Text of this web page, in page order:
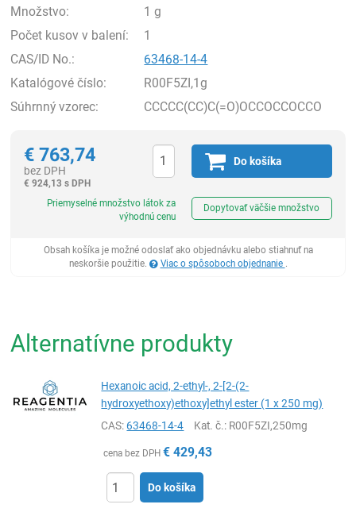
Množstvo:
1 g
Počet kusov v balení:
1
CAS/ID No.:
63468-14-4
Katalógové číslo:
R00F5ZI,1g
Súhrnný vzorec:
CCCCC(CC)C(=O)OCCOCCOCCO
€ 763,74
bez DPH
€ 924,13 s DPH
Do košíka
Priemyselné množstvo látok za
výhodnú cenu
Dopytovať väčšie množstvo
Obsah košíka je možné odoslať ako objednávku alebo stiahnuť na
neskoršie použitie.
Viac o spôsoboch objednanie .
Alternatívne produkty
Hexanoic acid, 2-ethyl-, 2-[2-(2-
hydroxyethoxy)ethoxy]ethyl ester (1 x 250 mg)
CAS:63468-14-4 Kat. č.: R00F5ZI,250mg
cena bez DPH € 429,43
Do košíka